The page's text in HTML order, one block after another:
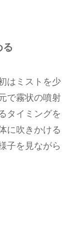
る
はミストを少
で霧状の噴射
タイミングを
に吹きかける
子を見ながら